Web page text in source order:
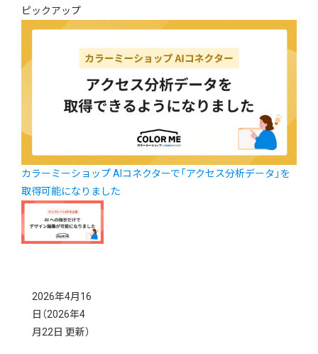
ピックアップ
カラーミーショップ AIコネクターで「アクセス分析データ」を
取得可能になりました
2026年4月16
日 （2026年4
月22日 更新）